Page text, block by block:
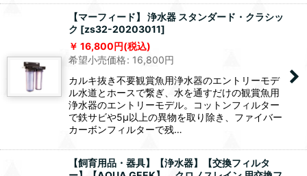
【マーフィード】 浄水器 スタンダード・クラシッ
ク [zs32-20203011]
16,800円(税込)
希望小売価格: 16,800円
カルキ抜き不要観賞魚用浄水器のエントリーモデ
ル水道とホースで繋ぎ、水を通すだけの観賞魚用
浄水器のエントリーモデル。コットンフィルター
で鉄サビや5μ以上の異物を取り除き、ファイバー
カーボンフィルターで残…
【飼育用品・器具】【浄水器】【交換フィルタ